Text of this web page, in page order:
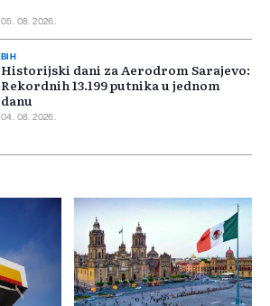
05. 08. 2026.
BIH
Historijski dani za Aerodrom Sarajevo:
Rekordnih 13.199 putnika u jednom
danu
04. 08. 2026.